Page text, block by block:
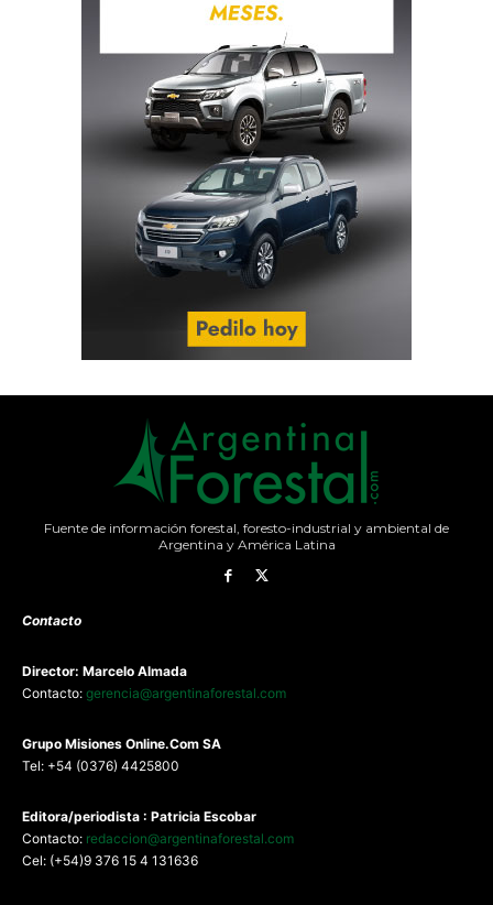
Fuente de información forestal, foresto-industrial y ambiental de
Argentina y América Latina
Contacto
Director: Marcelo Almada
Contacto: gerencia@argentinaforestal.com
Grupo Misiones Online.Com SA
Tel: +54 (0376) 4425800
Editora/periodista : Patricia Escobar
Contacto: redaccion@argentinaforestal.com
Cel: (+54)9 376 15 4 131636